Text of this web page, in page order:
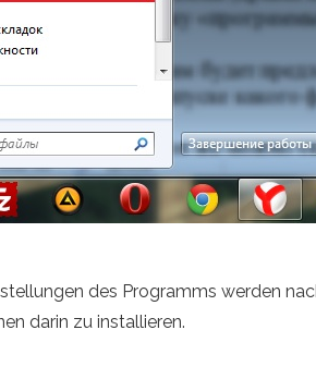
des Programms werden
darin zu installieren.